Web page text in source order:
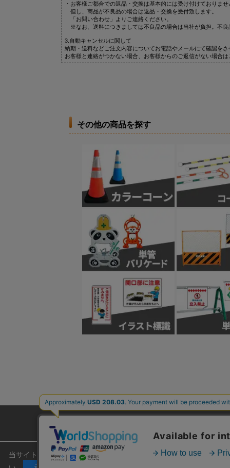
・お客様ご都合での返品・交換は基本的には受け付けておりませ
但し、商品が不良品の場合は返品・交換を受付致します。
「お問い合わせ」よりご連絡ください。
※なお、送料につきましては不良品の場合は当社が負担。不良
3.自動キャンセルに関して
納期・送料などご注文内容についてお電話やメールにて確認を
お客様と連絡がつかない場合、お客様からのご返信がない場合
その他の商品を探す
当サイトでは安心してご利用いただくため、またサイトの利便性